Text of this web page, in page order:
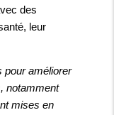
des
leur
pour améliorer
notamment
mises en